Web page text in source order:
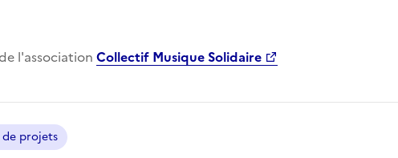
l'association Collectif Musique Solidaire
projets